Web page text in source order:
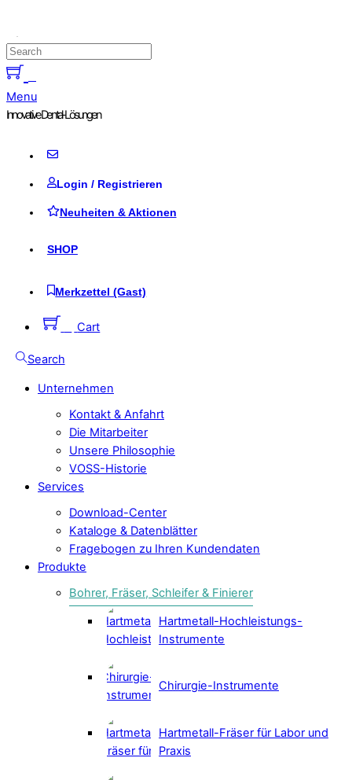
Menu
Innovative Dental-Lösungen
Login / Registrieren
Neuheiten & Aktionen
SHOP
Merkzettel (Gast)
Cart
Search
Unternehmen
Kontakt & Anfahrt
Die Mitarbeiter
Unsere Philosophie
VOSS-Historie
Services
Download-Center
Kataloge & Datenblätter
Fragebogen zu Ihren Kundendaten
Produkte
Bohrer, Fräser, Schleifer & Finierer
Hartmetall-Hochleistungs-
Instrumente
Chirurgie-Instrumente
Hartmetall-Fräser für Labor und
Praxis